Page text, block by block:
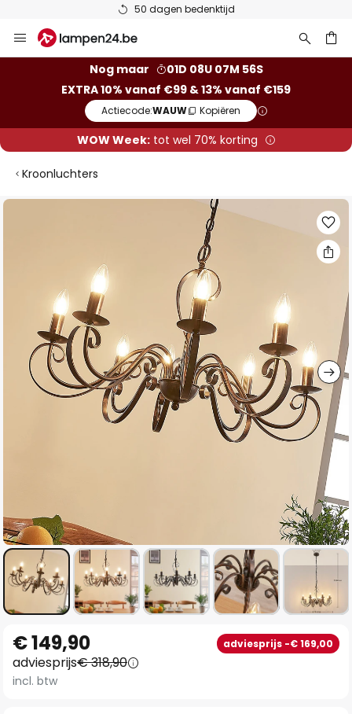
50 dagen bedenktijd
naar
Nog maar
01D 08U 07M 56S
EXTRA 10% vanaf €99 & 13% vanaf €159
Actiecode:WAUW Kopiëren
WOW Week:tot wel 70% korting
Kroonluchters
Ga
afbeeldingen-
gallerij
naar
het
begin
€ 149,90 adviesprijs -€ 169,00
adviesprijs€ 318,90
incl. btw